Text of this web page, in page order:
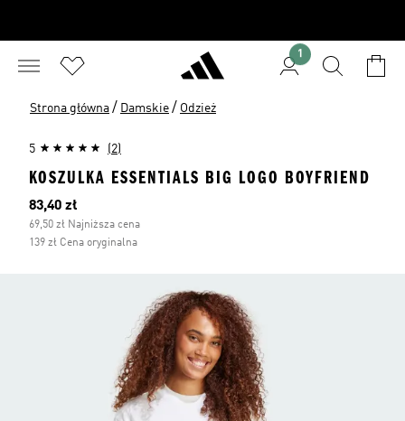
1
Strona główna / Damskie / Odzież
5 (2)
KOSZULKA ESSENTIALS BIG LOGO BOYFRIEND
Bieżąca cena
83,40 zł
69,50 zł Najniższa cena
139 zł Cena oryginalna